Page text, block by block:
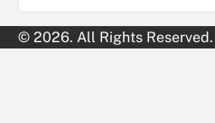
© 2026. All Rights Reserved.